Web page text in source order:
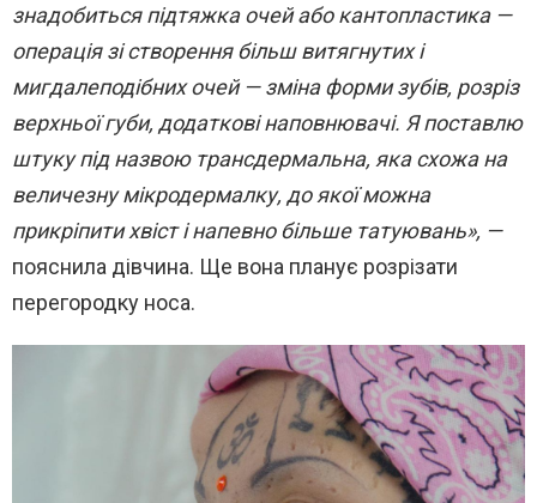
знадобиться підтяжка очей або кантопластика —
операція зі створення більш витягнутих і
мигдалеподібних очей — зміна форми зубів, розріз
верхньої губи, додаткові наповнювачі. Я поставлю
штуку під назвою трансдермальна, яка схожа на
величезну мікродермалку, до якої можна
прикріпити хвіст і напевно більше татуювань», —
пояснила дівчина. Ще вона планує розрізати
перегородку носа.